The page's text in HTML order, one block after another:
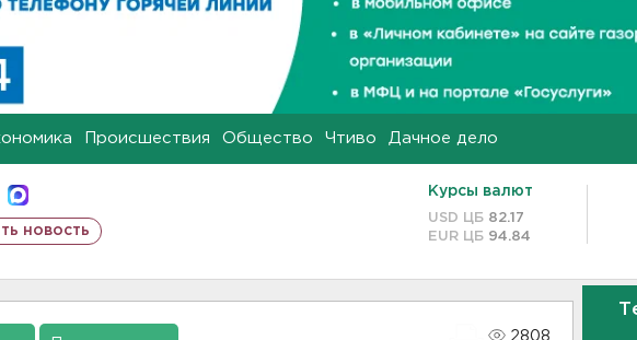
Происшествия Общество Чтиво Дачное дело
новость
Курсы валют
USD ЦБ 82.17
EUR ЦБ 94.84
2808